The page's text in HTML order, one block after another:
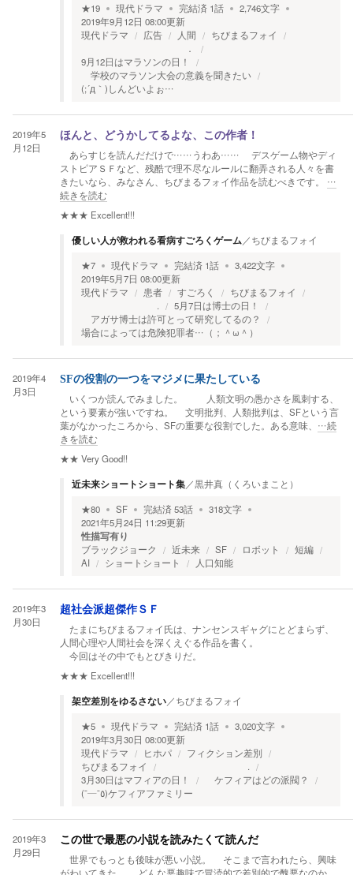
★19 現代ドラマ 完結済 1話 2,746文字
2019年9月12日 08:00更新
現代ドラマ
広告 人間
ちびまるフォイ
．
9月12日はマラソンの日！
学校のマラソン大会の意義を聞きたい
(;´д｀)しんどいよぉ…
2019年5
月12日
ほんと、どうかしてるよな、この作者！
あらすじを読んだだけで……うわあ…… デスゲーム物やディ
ストピアＳＦなど、残酷で理不尽なルールに翻弄される人々を書
きたいなら、みなさん、ちびまるフォイ作品を読むべきです。 …
続きを読む
★★★ Excellent!!!
優しい人が救われる看病すごろくゲーム／ちびまるフォイ
★7 現代ドラマ 完結済 1話 3,422文字
2019年5月7日 08:00更新
現代ドラマ
患者 すごろく
ちびまるフォイ
.
5月7日は博士の日！
アガサ博士は許可とって研究してるの？
場合によっては危険犯罪者…（；＾ω＾）
2019年4
月3日
SFの役割の一つをマジメに果たしている
いくつか読んでみました。 人類文明の愚かさを風刺する、
という要素が強いですね。 文明批判、人類批判は、SFという言
葉がなかったころから、SFの重要な役割でした。ある意味、 …続
きを読む
★★ Very Good!!
近未来ショートショート集／黒井真（くろいまこと）
★80 SF 完結済53話 318文字
2021年5月24日 11:29更新
性描写有り
ブラックジョーク 近未来 SF ロボット
短編
AI
ショートショート 人口知能
2019年3
月30日
超社会派超傑作ＳＦ
たまにちびまるフォイ氏は、ナンセンスギャグにとどまらず、
人間心理や人間社会を深くえぐる作品を書く。
今回はその中でもとびきりだ。
★★★ Excellent!!!
架空差別をゆるさない／ちびまるフォイ
★5 現代ドラマ 完結済 1話 3,020文字
2019年3月30日 08:00更新
現代ドラマ
ヒホパ
フィクション差別
ちびまるフォイ
.
3月30日はマフィアの日！
ケフィアはどの派閥？
(¯―¯٥)ケフィアファミリー
2019年3
月29日
この世で最悪の小説を読みたくて読んだ
世界でもっとも後味が悪い小説。 そこまで言われたら、興味